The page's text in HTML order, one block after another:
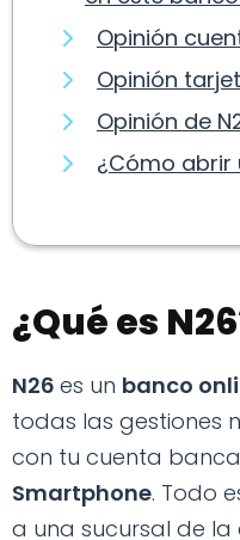
Opinión
Opinión
Opinión de
¿Cómo abrir
¿Qué es
N26 es un banco
todas las gestiones
con tu cuenta
Smartphone. Todo
a una sucursal de la